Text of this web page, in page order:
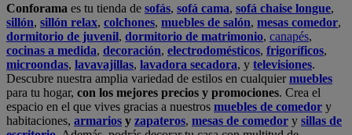
Conforama es tu tienda de sofás, sofá cama, sofá chaise longue,
sillón, sillón relax, colchones, muebles de salón, mesas comedor,
dormitorio de juvenil, dormitorio de matrimonio, canapés,
cocinas a medida, decoración, electrodomésticos, frigoríficos,
microondas, lavavajillas, lavadora secadora, y televisiones.
Descubre nuestra amplia variedad de estilos en cualquiermuebles
para tu hogar, con los mejores precios y promociones. Crea el
espacio en el que vives gracias a nuestros muebles de comedor y
habitaciones, armarios y zapateros, mesas de comedor y sillas de